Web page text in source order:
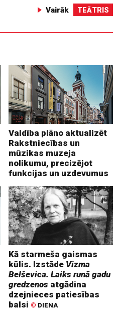
Vairāk TEĀTRIS
Valdība plāno aktualizēt
Rakstniecības un
mūzikas muzeja
nolikumu, precizējot
funkcijas un uzdevumus
Kā starmeša gaismas
kūlis. Izstāde Vizma
Belševica. Laiks runā gadu
gredzenos atgādina
dzejnieces patiesības
balsi © DIENA